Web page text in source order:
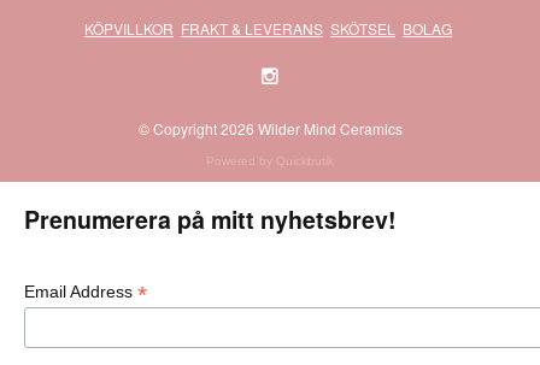
KÖPVILLKOR FRAKT & LEVERANS SKÖTSEL BOLAG
© Copyright 2026 Wilder Mind Ceramics
Powered by Quickbutik
Prenumerera på mitt nyhetsbrev!
Email Address *